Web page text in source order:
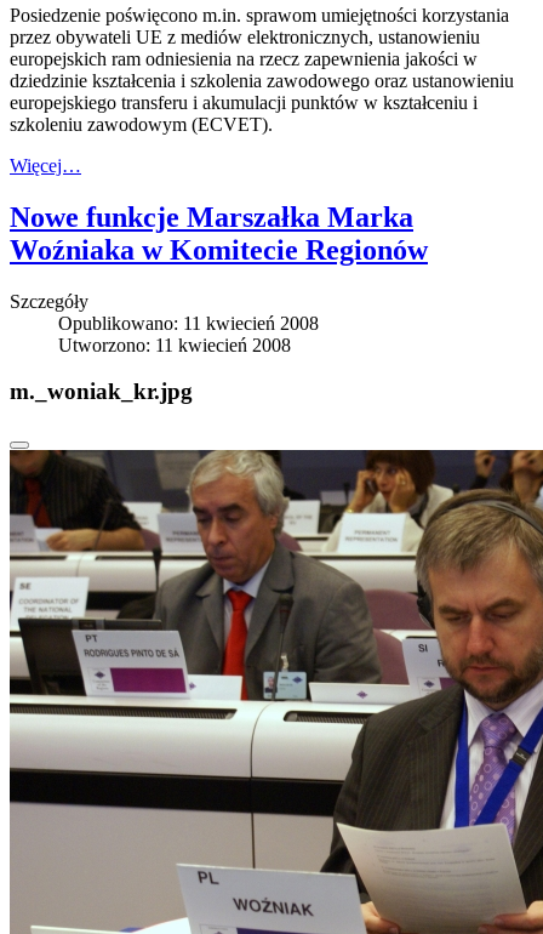
Posiedzenie poświęcono m.in. sprawom umiejętności korzystania
przez obywateli UE z mediów elektronicznych, ustanowieniu
europejskich ram odniesienia na rzecz zapewnienia jakości w
dziedzinie kształcenia i szkolenia zawodowego oraz ustanowieniu
europejskiego transferu i akumulacji punktów w kształceniu i
szkoleniu zawodowym (ECVET).
Więcej…
Nowe funkcje Marszałka Marka
Woźniaka w Komitecie Regionów
Szczegóły
Opublikowano: 11 kwiecień 2008
Utworzono: 11 kwiecień 2008
m._woniak_kr.jpg